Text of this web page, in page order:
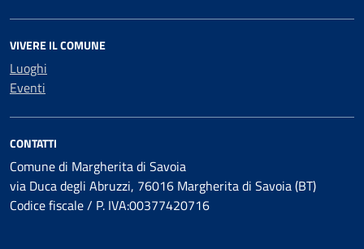
VIVERE IL COMUNE
Luoghi
Eventi
CONTATTI
Comune di Margherita di Savoia
via Duca degli Abruzzi, 76016 Margherita di Savoia (BT)
Codice fiscale / P. IVA:00377420716